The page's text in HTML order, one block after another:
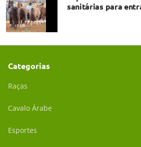
sanitárias para
Categorias
Raças
Cavalo Árabe
Esportes